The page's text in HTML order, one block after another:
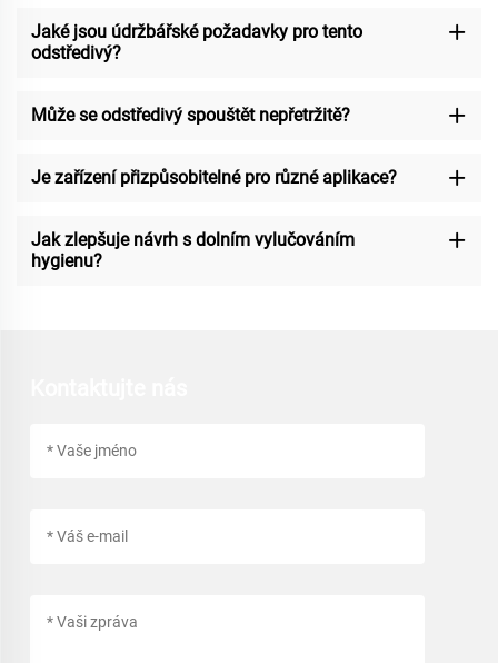
Jaké jsou údržbářské požadavky pro tento
odstředivý?
Může se odstředivý spouštět nepřetržitě?
Je zařízení přizpůsobitelné pro různé aplikace?
Jak zlepšuje návrh s dolním vylučováním
hygienu?